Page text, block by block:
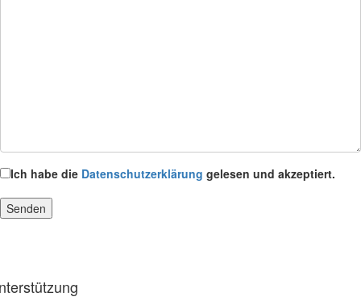
Ich habe die Datenschutzerklärung gelesen und akzeptiert.